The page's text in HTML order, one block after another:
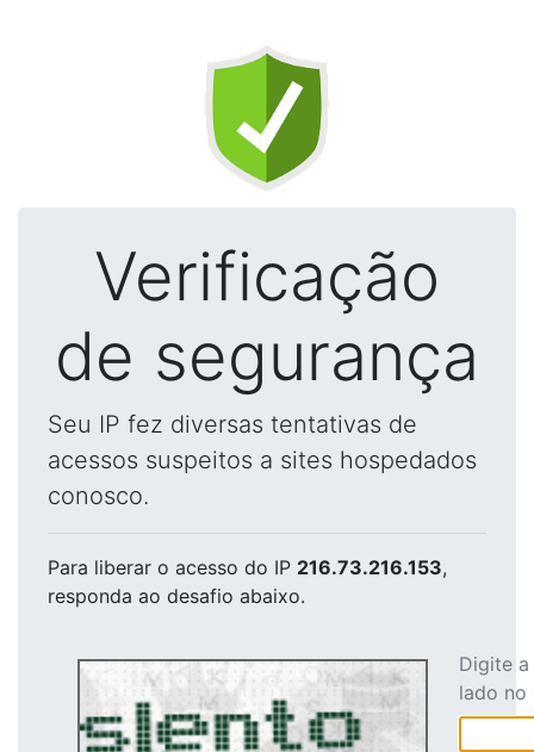
Verificação
de segurança
Seu IP fez diversas tentativas de
acessos suspeitos a sites hospedados
conosco.
Para liberar o acesso do IP 216.73.216.153,
responda ao desafio abaixo.
Digite
lado no